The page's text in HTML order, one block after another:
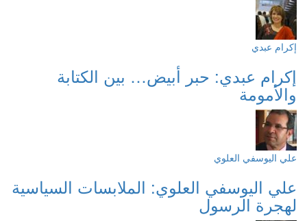
إكرام عبدي
إكرام عبدي: حبر أبيض… بين الكتابة
والأمومة
علي اليوسفي العلوي
علي اليوسفي العلوي: الملابسات السياسية
لهجرة الرسول